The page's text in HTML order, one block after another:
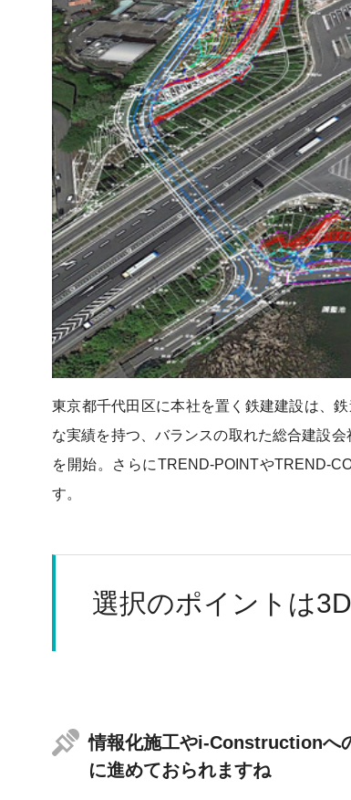
東京都千代田区に本社を置く鉄建建設は、
な実績を持つ、バランスの取れた総合建設
を開始。さらにTREND-POINTやTREND-
す。
選択のポイントは
情報化施工やi-Constructionへ
に進めておられますね